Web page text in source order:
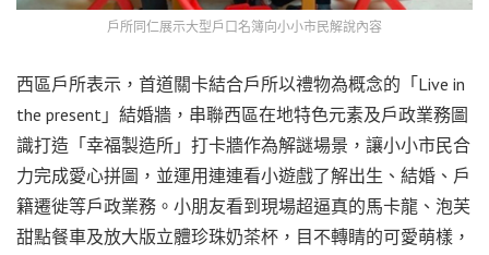
戶所同仁展示大型戶口名簿向小小市民解說內容
西區戶所表示，首道關卡結合戶所以禮物為概念的「Live in
the present」結婚牆，串聯西區在地特色元素及戶政業務圖
識打造「幸福製造所」打卡牆作為解謎場景，讓小小市民合
力完成愛心拼圖，並運用連連看小遊戲了解出生、結婚、戶
籍遷徙等戶政業務。小朋友看到現場超逼真的馬卡龍、泡芙
甜點餐車及放大版立體珍珠奶茶杯，目不轉睛的可愛萌樣，